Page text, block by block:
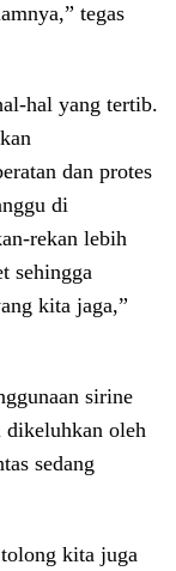
tegas
hal yang tertib.
dan protes
di
rekan lebih
sehingga
kita jaga,”
sirine
dikeluhkan oleh
sedang
kita juga